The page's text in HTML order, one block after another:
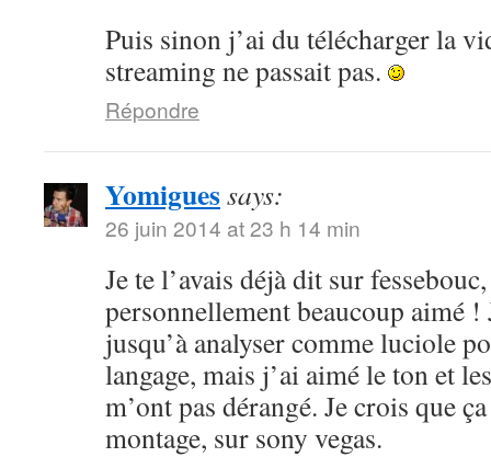
Puis sinon j’ai du télécharger la
streaming ne passait pas.
Répondre
Yomiguessays:
26 juin 2014 at 23 h 14 min
Je te l’avais déjà dit sur
personnellement beaucoup aimé !
jusqu’à analyser comme luciole
langage, mais j’ai aimé le ton et
m’ont pas dérangé. Je crois que
montage, sur sony vegas.